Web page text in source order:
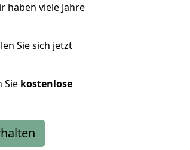
haben viele Jahre
Sie sich jetzt
Sie kostenlose